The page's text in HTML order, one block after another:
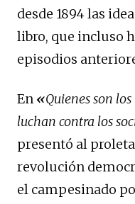
desde 1894 las
libro, que incluso
episodios
En «Quienes son
luchan contra los
presentó al
revolución
el campesinado